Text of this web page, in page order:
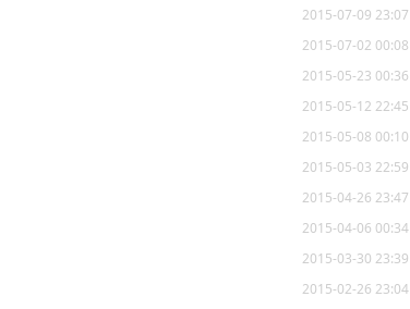
2015-07-09 23:07
2015-07-02 00:08
2015-05-23 00:36
2015-05-12 22:45
2015-05-08 00:10
2015-05-03 22:59
2015-04-26 23:47
2015-04-06 00:34
2015-03-30 23:39
2015-02-26 23:04